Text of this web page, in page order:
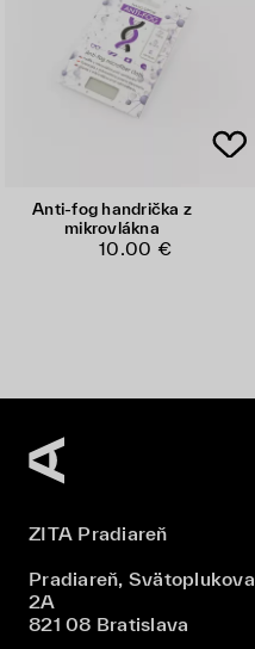
Anti-fog handrička z
mikrovlákna
10.00 €
ZITA Pradiareň
Pradiareň, Svätoplukova
2A
821 08 Bratislava